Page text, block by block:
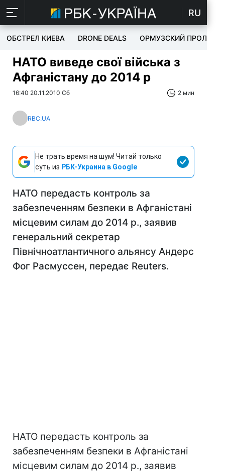
RU
ОБСТРЕЛ КИЕВА DRONE DEALS ОРМУЗСКИЙ ПРОЛИВ
НАТО виведе свої війська з
Афганістану до 2014 р
16:40 20.11.2010 Сб 2 мин
RBC.UA
Не трать время на шум! Читай только
суть из РБК-Украина в Google
НАТО передасть контроль за
забезпеченням безпеки в Афганістані
місцевим силам до 2014 р., заявив
генеральний секретар
Північноатлантичного альянсу Андерс
Фог Расмуссен, передає Reuters.
НАТО передасть контроль за
забезпеченням безпеки в Афганістані
місцевим силам до 2014 р., заявив